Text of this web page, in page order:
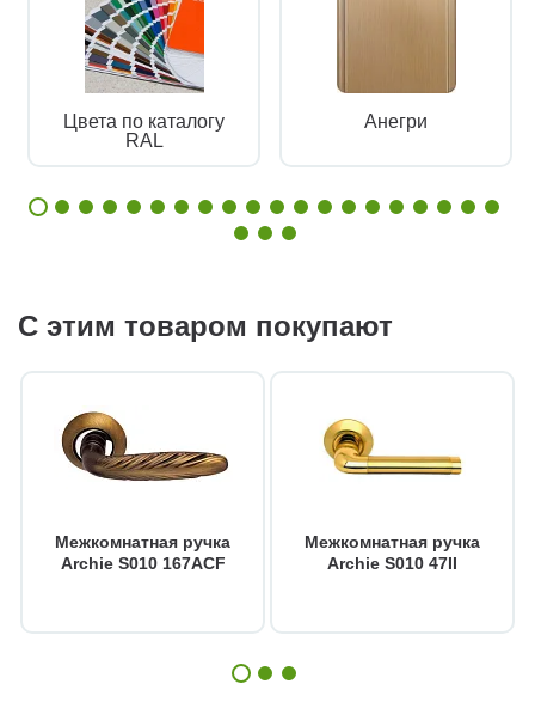
Цвета по каталогу
RAL
Анегри
С этим товаром покупают
Межкомнатная ручка
Archie S010 167ACF
Межкомнатная ручка
Archie S010 47II